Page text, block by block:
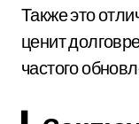
Также это
ценит
частого